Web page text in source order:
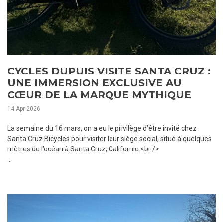
CYCLES DUPUIS VISITE SANTA CRUZ :
UNE IMMERSION EXCLUSIVE AU
CŒUR DE LA MARQUE MYTHIQUE
14 Apr 2026
La semaine du 16 mars, on a eu le privilège d’être invité chez
Santa Cruz Bicycles pour visiter leur siège social, situé à quelques
mètres de l’océan à Santa Cruz, Californie.<br />
...